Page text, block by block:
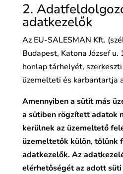
2.
adatkezelők
Az EU-SALESMAN Kft.
Budapest, Katona József
honlap tárhelyét,
üzemelteti és karbantartja
Amennyiben a sütit más
a sütiben rögzített adatok
kerülnek az üzemeltető
üzemeltetők külön, tőlünk
adatkezelők. Az
elérhetőségét az adott